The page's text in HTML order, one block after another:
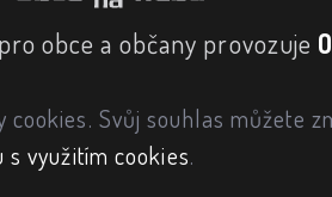
obce a občany provozuje
cookies. Svůj souhlas můžete
s využitím cookies.